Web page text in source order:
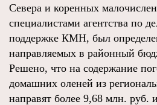
Севера и коренных
специалистами агентства по
поддержке КМН, был
направляемых в районный
Решено, что на содержание
домашних оленей из
направят более 9,68 млн. руб.